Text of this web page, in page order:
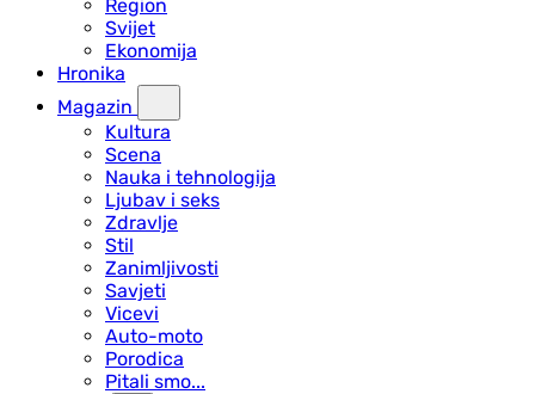
Region
Svijet
Ekonomija
Hronika
Magazin
Kultura
Scena
Nauka i tehnologija
Ljubav i seks
Zdravlje
Stil
Zanimljivosti
Savjeti
Vicevi
Auto-moto
Porodica
Pitali smo...